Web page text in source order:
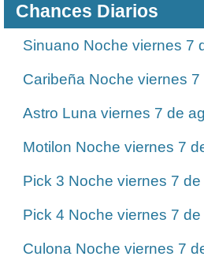
Chances Diarios
Sinuano Noche viernes 7
Caribeña Noche viernes
Astro Luna viernes 7 de
Motilon Noche viernes 7
Pick 3 Noche viernes 7
Pick 4 Noche viernes 7
Culona Noche viernes 7